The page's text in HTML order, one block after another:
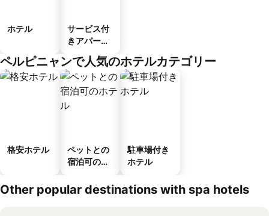
ホテル
サービス付
きアパート
ペルピニャンで人気のホテルカテゴリー
格安ホテル
ペットとの
宿泊可のホ
駐車場付き
ホテル
Other popular destinations with spa hotels